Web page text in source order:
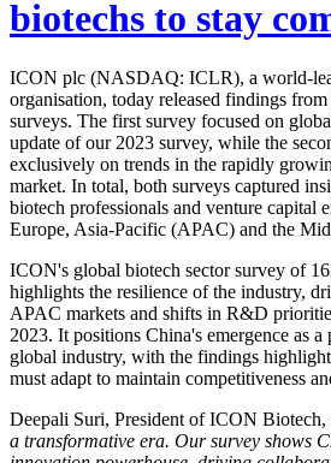
biotechs to stay
ICON plc (NASDAQ: ICLR), a world-
organisation, today released findings
surveys. The first survey focused on
update of our 2023 survey, while the
exclusively on trends in the rapidly
market. In total, both surveys captured
biotech professionals and venture capital
Europe, Asia-Pacific (APAC) and the
ICON's global biotech sector survey of
highlights the resilience of the industry,
APAC markets and shifts in R&D
2023. It positions China's emergence as
global industry, with the findings
must adapt to maintain competitiveness
Deepali Suri, President of ICON Biotech,
a transformative era. Our survey shows